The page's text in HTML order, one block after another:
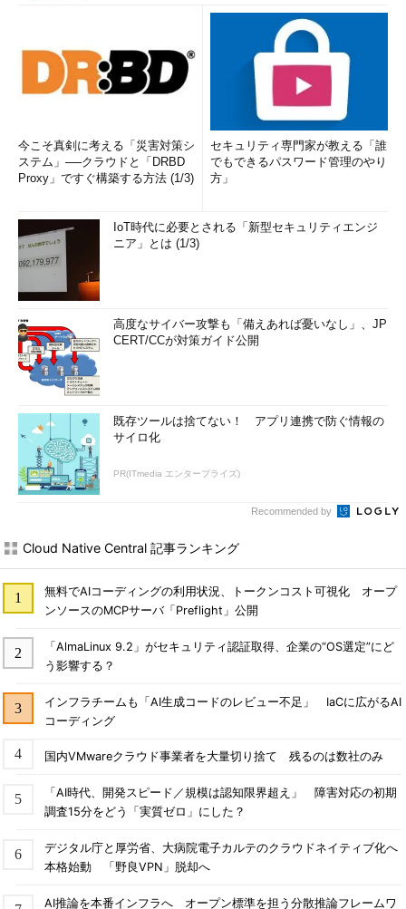
今こそ真剣に考える「災害対策シ
ステム」──クラウドと「DRBD
Proxy」ですぐ構築する方法 (1/3)
セキュリティ専門家が教える「誰
でもできるパスワード管理のやり
方」
IoT時代に必要とされる「新型セキュリティエンジ
ニア」とは (1/3)
高度なサイバー攻撃も「備えあれば憂いなし」、JP
CERT/CCが対策ガイド公開
既存ツールは捨てない！ アプリ連携で防ぐ情報の
サイロ化
PR(ITmedia エンタープライズ)
Recommended by
Cloud Native Central 記事ランキング
無料でAIコーディングの利用状況、トークンコスト可視化 オープ
ンソースのMCPサーバ「Preflight」公開
「AlmaLinux 9.2」がセキュリティ認証取得、企業の“OS選定”にど
う影響する？
インフラチームも「AI生成コードのレビュー不足」 IaCに広がるAI
コーディング
国内VMwareクラウド事業者を大量切り捨て 残るのは数社のみ
「AI時代、開発スピード／規模は認知限界超え」 障害対応の初期
調査15分をどう「実質ゼロ」にした？
デジタル庁と厚労省、大病院電子カルテのクラウドネイティブ化へ
本格始動 「野良VPN」脱却へ
AI推論を本番インフラへ オープン標準を担う分散推論フレームワ